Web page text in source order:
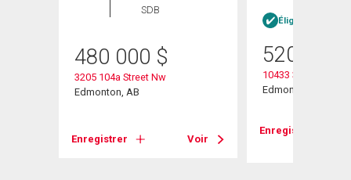
SDB
480 000 $
3205 104a Street Nw
Edmonton, AB
Enregistrer Voir
Éligible Louer
520 000
10433 32a Avenue
Edmonton, AB
Enregistrer